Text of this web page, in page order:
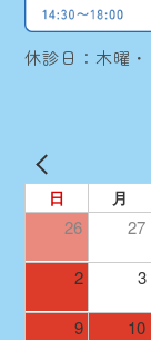
休診日：木曜
日 月
26 27
2 3
9 10